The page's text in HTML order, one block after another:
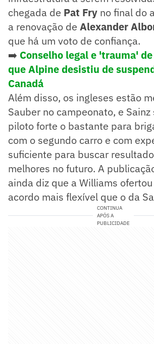
chegada de Pat Fry no final do
a renovação de Alexander
que há um voto de confiança.
➡️ Conselho legal e 'trauma'
que Alpine desistiu de
Canadá
Além disso, os ingleses estão
Sauber no campeonato, e
piloto forte o bastante para
com o segundo carro e com
suficiente para buscar
melhores no futuro. A
ainda diz que a Williams
acordo mais flexível que o da
CONTINUA
APÓS A
PUBLICIDADE